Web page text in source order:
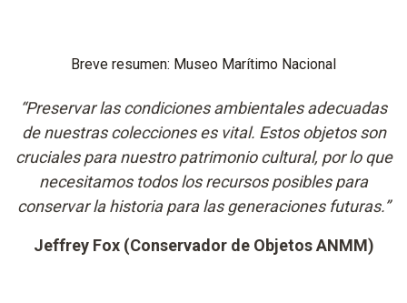
Breve resumen: Museo Marítimo Nacional
“Preservar las condiciones ambientales adecuadas
de nuestras colecciones es vital. Estos objetos son
cruciales para nuestro patrimonio cultural, por lo que
necesitamos todos los recursos posibles para
conservar la historia para las generaciones futuras.”
Jeffrey Fox (Conservador de Objetos ANMM)